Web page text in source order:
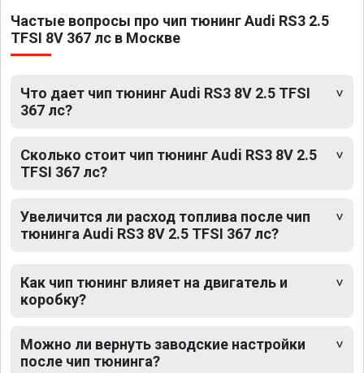
Частые вопросы про чип тюнинг Audi RS3 2.5
TFSI 8V 367 лс в Москве
Что дает чип тюнинг Audi RS3 8V 2.5 TFSI
367 лс?
Сколько стоит чип тюнинг Audi RS3 8V 2.5
TFSI 367 лс?
Увеличится ли расход топлива после чип
тюнинга Audi RS3 8V 2.5 TFSI 367 лс?
Как чип тюнинг влияет на двигатель и
коробку?
Можно ли вернуть заводские настройки
после чип тюнинга?